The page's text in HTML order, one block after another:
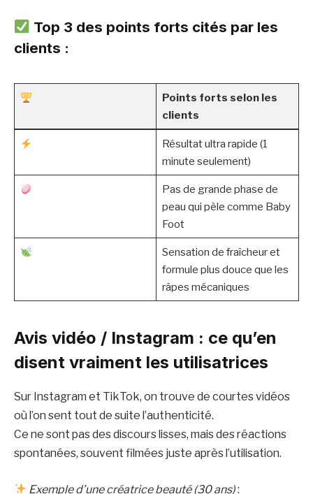
Top 3 des points forts cités par les
clients :
Points forts selon les
clients
Résultat ultra rapide (1
minute seulement)
Pas de grande phase de
peau qui pèle comme Baby
Foot
Sensation de fraîcheur et
formule plus douce que les
râpes mécaniques
Avis vidéo / Instagram : ce qu’en
disent vraiment les utilisatrices
Sur Instagram et TikTok, on trouve de courtes vidéos
où l’on sent tout de suite l’authenticité.
Ce ne sont pas des discours lisses, mais des réactions
spontanées, souvent filmées juste après l’utilisation.
Exemple d’une créatrice beauté (30 ans):